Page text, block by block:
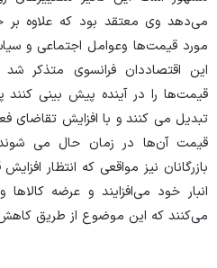
می‌دهد وی معتقد بود که علاوه بر
مورد قیمت‌ها وعوامل اجتماعی و
این اقتصاددان فرانسوی متذکر شد
قیمت‌ها را در آینده پیش بینی
تبدیل می کنند و با افزایش تقاضای
قیمت آن‌ها در زمان حال می شوند
بازرگانان نیز مواقعی که انتظار
انبار خود می‌افزایند و عرضه
می‌کنند که این موضوع از طریق